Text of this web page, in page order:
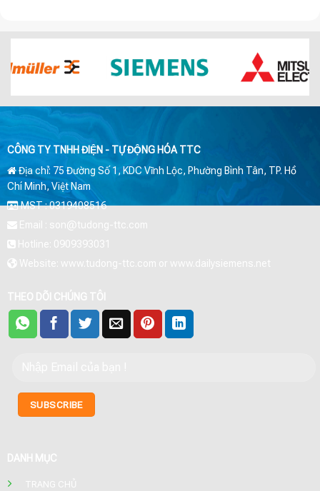
CÔNG TY TNHH ĐIỆN - TỰ ĐỘNG HÓA TTC
Địa chỉ: 75 Đường Số 1, KDC Vĩnh Lộc, Phường Bình Tân, TP. Hồ
Chí Minh, Việt Nam
MST : 0319408516
Email : son@tudong-ttc.com
Hotline: 0909393031
Website: www.tudong-ttc.com or www.dailysiemens.net
THEO DÕI CHÚNG TÔI
DANH MỤC
TRANG CHỦ